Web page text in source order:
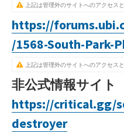
上記は管理外のサイトへのアクセスと
https://
/1568-South-Park-
上記は管理外のサイトへのアクセスと
非公式情報サイト
https://critical.gg/
destroyer